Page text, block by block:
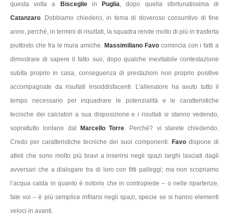
questa volta a
Bisceglie in Puglia, dopo quella sfortunatissima di
Catanzaro. Dobbiamo chiederci, in tema di doveroso consuntivo di fine
anno, perché, in termini di risultati, la squadra rende molto di più in trasferta
piuttosto che fra le mura amiche. Massimiliano Favo comincia con i fatti a
dimostrare di sapere il fatto suo, dopo qualche inevitabile contestazione
subìta proprio in casa, conseguenza di prestazioni non proprio positive
accompagnate da risultati insoddisfacenti. L’allenatore ha avuto tutto il
tempo necessario per inquadrare le potenzialità e le caratteristiche
tecniche dei calciatori a sua disposizione e i risultati si stanno vedendo,
soprattutto lontano dal
Marcello Torre. Perché? vi starete chiedendo.
Credo per caratteristiche tecniche dei suoi componenti. Favo dispone di
atleti che sono molto più bravi a inserirsi negli spazi larghi lasciati dagli
avversari che a dialogare tra di loro con fitti palleggi; ma non scopriamo
l’acqua calda in quanto è notorio che in contropiede – o nelle ripartenze,
fate voi – è più semplice infilarsi negli spazi, specie se si hanno elementi
veloci in avanti.